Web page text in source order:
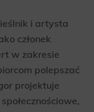
i artysta
członek
w zakresie
polepszać
projektuje